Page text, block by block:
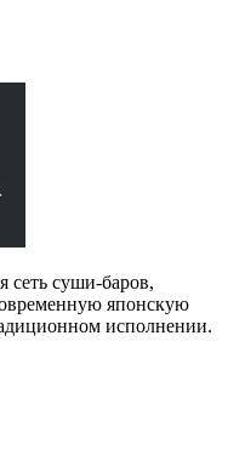
сеть суши-баров,
японскую
исполнении.